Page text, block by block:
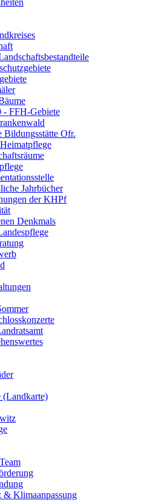
- FFH-Gebiete
Bildungsstätte Ofr.
Jahrbücher
der KHPf
Denkmals
(Landkarte)
& Klimaanpassung